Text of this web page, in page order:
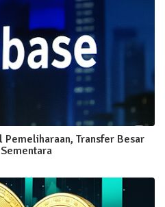
Pemeliharaan, Transfer Besar